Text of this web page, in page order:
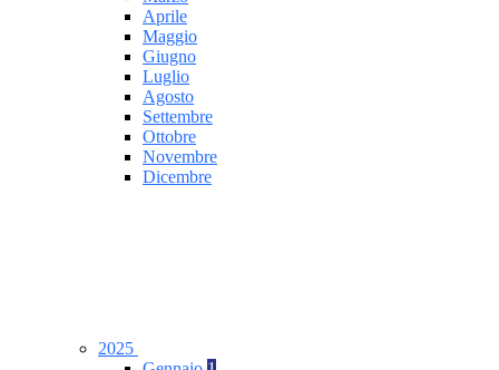
Aprile
Maggio
Giugno
Luglio
Agosto
Settembre
Ottobre
Novembre
Dicembre
2025